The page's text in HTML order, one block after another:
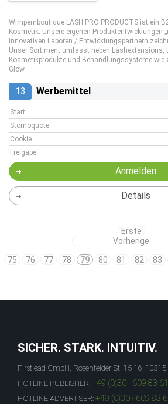
Wimpernboutique LASH PRO PRODUCTS ist ein
Kosmetik. Unsere eigenen Produktentwicklungen
innovativen Laboren / Entwicklungspartnern
Unser Sortiment umfasst neben Lashextensions,
Kosmetikprodukte und Behandlungssysteme wie
Glow.
13 Werbemittel
Start
Stornoquote
Cookie
Freigabe
Anmelden
Details
Erste
Vorherige
75
76 77 78 79 80 81 82 83
SICHER. STARK. INTUITIV.
Firstlead GmbH, Rosenfelder St. 15-16,
HOTLINE PUBLISHER: +49 (0)30 - 609 83
HOTLINE ADVERTISER: +49 (0)30 - 609 83